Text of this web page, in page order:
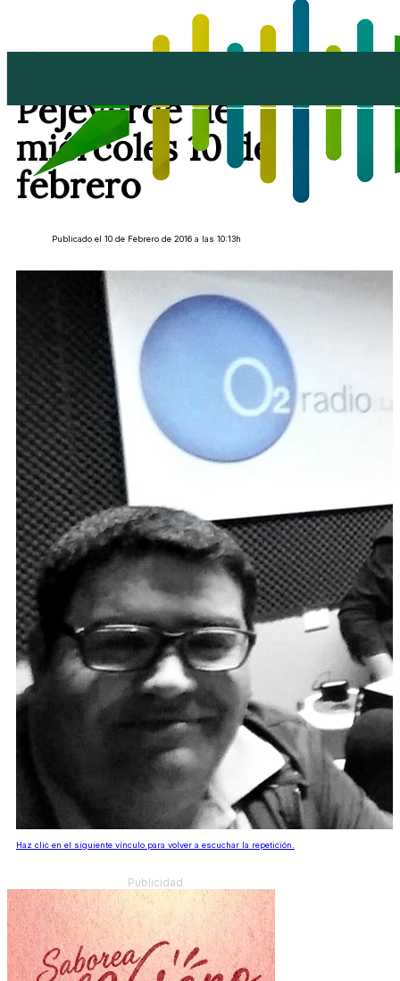
Pejeverde del
miércoles 10 de
febrero
Publicado el 10 de Febrero de 2016 a las 10:13h
Haz clic en el siguiente vínculo para volver a escuchar la repetición.
Publicidad